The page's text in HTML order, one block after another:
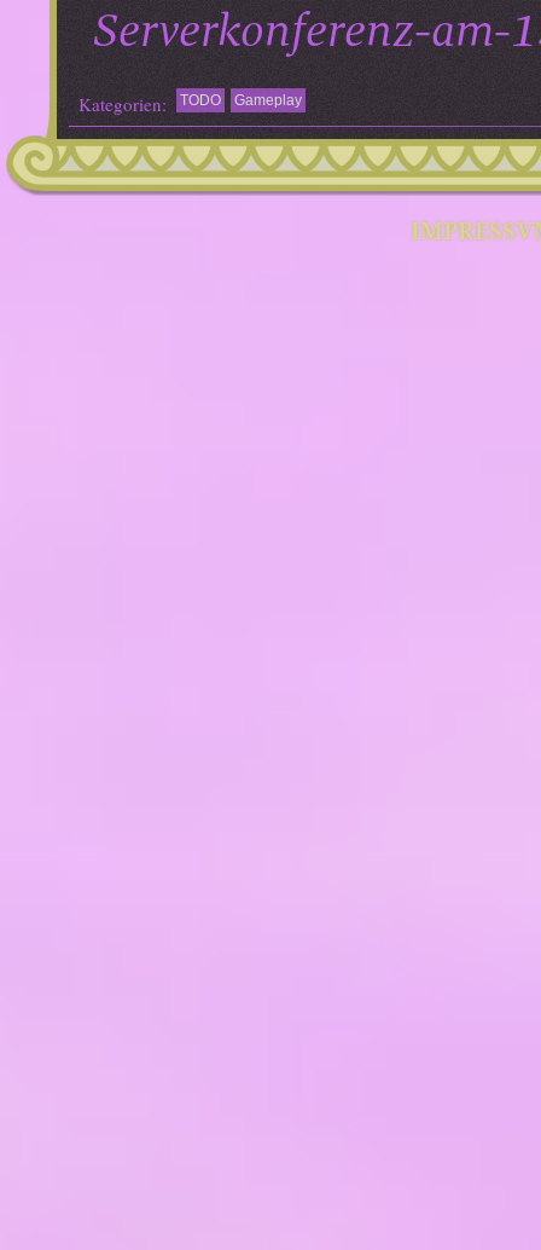
Serverkonferenz-am-
Kategorien: TODO Gameplay